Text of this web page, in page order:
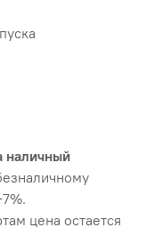
наличный
цена остается